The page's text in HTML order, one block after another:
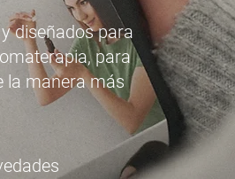
diseñados para
para
la manera más